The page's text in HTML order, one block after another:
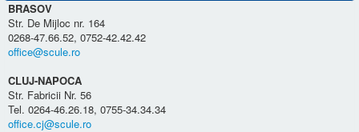
BRASOV
Str. De Mijloc nr. 164
0268-47.66.52, 0752-42.42.42
office@scule.ro
CLUJ-NAPOCA
Str. Fabricii Nr. 56
Tel. 0264-46.26.18, 0755-34.34.34
office.cj@scule.ro